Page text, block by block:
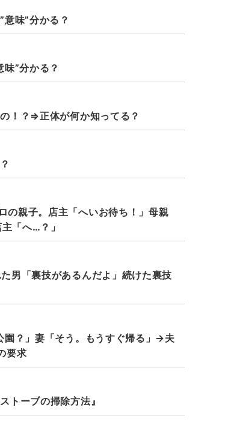
意味”分かる？
味”分かる？
！？⇒正体が何か知ってる？
の親子。店主「へいお待ち！」母親
「へ…？」
男「裏技があるんだよ」続けた裏技
？」妻「そう。もうすぐ帰る」→夫
要求
トーブの掃除方法』